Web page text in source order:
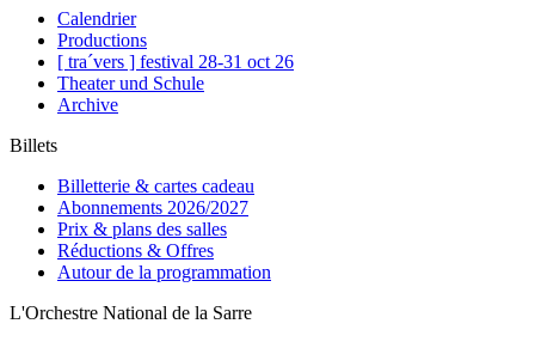
Calendrier
Productions
[ tra´vers ] festival 28-31 oct 26
Theater und Schule
Archive
Billets
Billetterie & cartes cadeau
Abonnements 2026/2027
Prix & plans des salles
Réductions & Offres
Autour de la programmation
L'Orchestre National de la Sarre